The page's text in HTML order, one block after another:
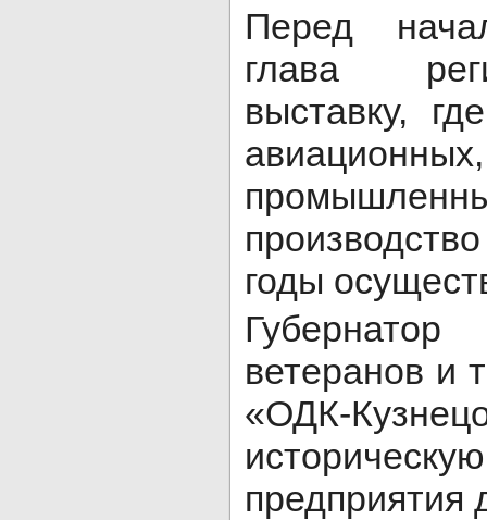
Перед
глава
выставку,
годы
Губернатор
ветеранов и
«ОДК-
предприятия